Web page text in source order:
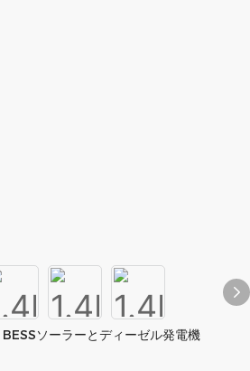
ソーラーとディーゼル発電機